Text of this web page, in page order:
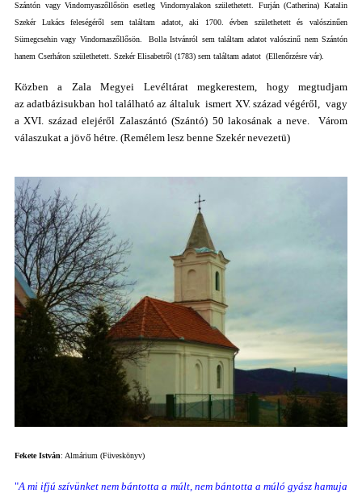
Szántón vagy Vindornyaszőllősön esetleg Vindornyalakon születhetett. Furján (Catherina) Katalin
Szekér Lukács feleségéről sem találtam adatot, aki 1700. évben születhetett és valószinűen
Sümegcsehin vagy Vindornaszőllősön.Bolla Istvánról sem találtam adatot valószinű nem Szántón
hanem Cserháton születhetett. Szekér Elisabetről (1783) sem találtam adatot (Ellenőrzésre vár).
Közben a Zala Megyei Levéltárat megkerestem, hogy megtudjam
az adatbázisukban hol található az általuk ismert XV. század végéről, vagy
a XVI. század elejéről Zalaszántó (Szántó) 50 lakosának a neve. Várom
válaszukat a jövő hétre. (Remélem lesz benne Szekér nevezetü)
Fekete István: Almárium (Füveskönyv)
"A mi ifjú szívünket nem bántotta a múlt, nem bántotta a múló gyász hamuja